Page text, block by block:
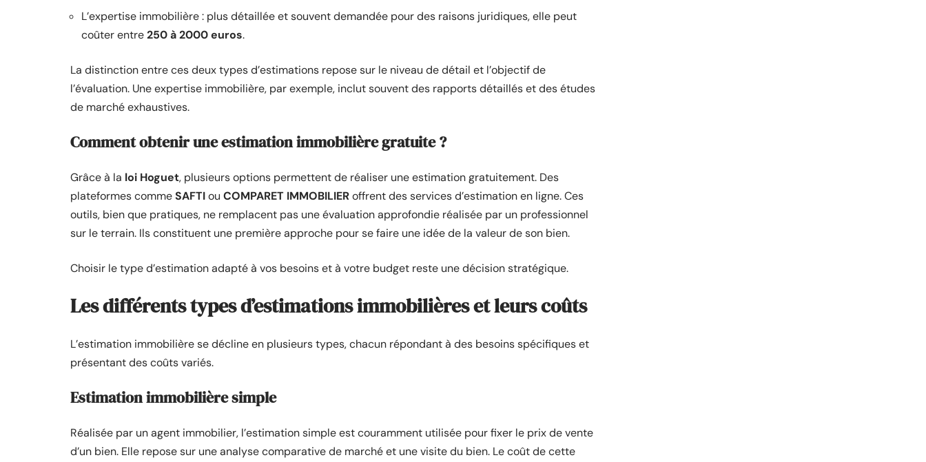
L’expertise immobilière : plus détaillée et souvent demandée pour des raisons juridiques, elle peut
coûter entre250 à 2000 euros.
La distinction entre ces deux types d’estimations repose sur le niveau de détail et l’objectif de
l’évaluation. Une expertise immobilière, par exemple, inclut souvent des rapports détaillés et des études
de marché exhaustives.
Comment obtenir une estimation immobilière gratuite ?
Grâce à la loi Hoguet, plusieurs options permettent de réaliser une estimation gratuitement. Des
plateformes commeSAFTIou COMPARET IMMOBILIERoffrent des services d’estimation en ligne. Ces
outils, bien que pratiques, ne remplacent pas une évaluation approfondie réalisée par un professionnel
sur le terrain. Ils constituent une première approche pour se faire une idée de la valeur de son bien.
Choisir le type d’estimation adapté à vos besoins et à votre budget reste une décision stratégique.
Les différents types d’estimations immobilières et leurs coûts
L’estimation immobilière se décline en plusieurs types, chacun répondant à des besoins spécifiques et
présentant des coûts variés.
Estimation immobilière simple
Réalisée par un agent immobilier, l’estimation simple est couramment utilisée pour fixer le prix de vente
d’un bien. Elle repose sur une analyse comparative de marché et une visite du bien. Le coût de cette